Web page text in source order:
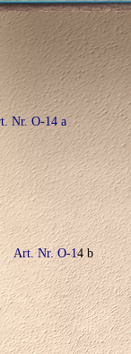
Nr. O-14 a
Art. Nr. O-14 b